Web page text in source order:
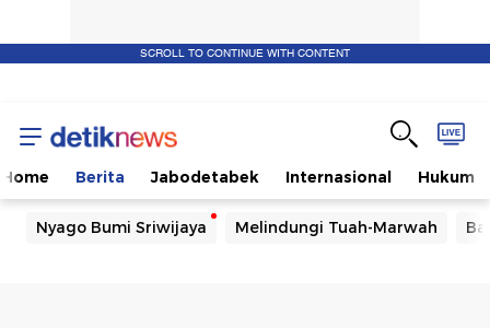
SCROLL TO CONTINUE WITH CONTENT
Home Berita Jabodetabek Internasional Hukum
Nyago Bumi Sriwijaya Melindungi Tuah-Marwah